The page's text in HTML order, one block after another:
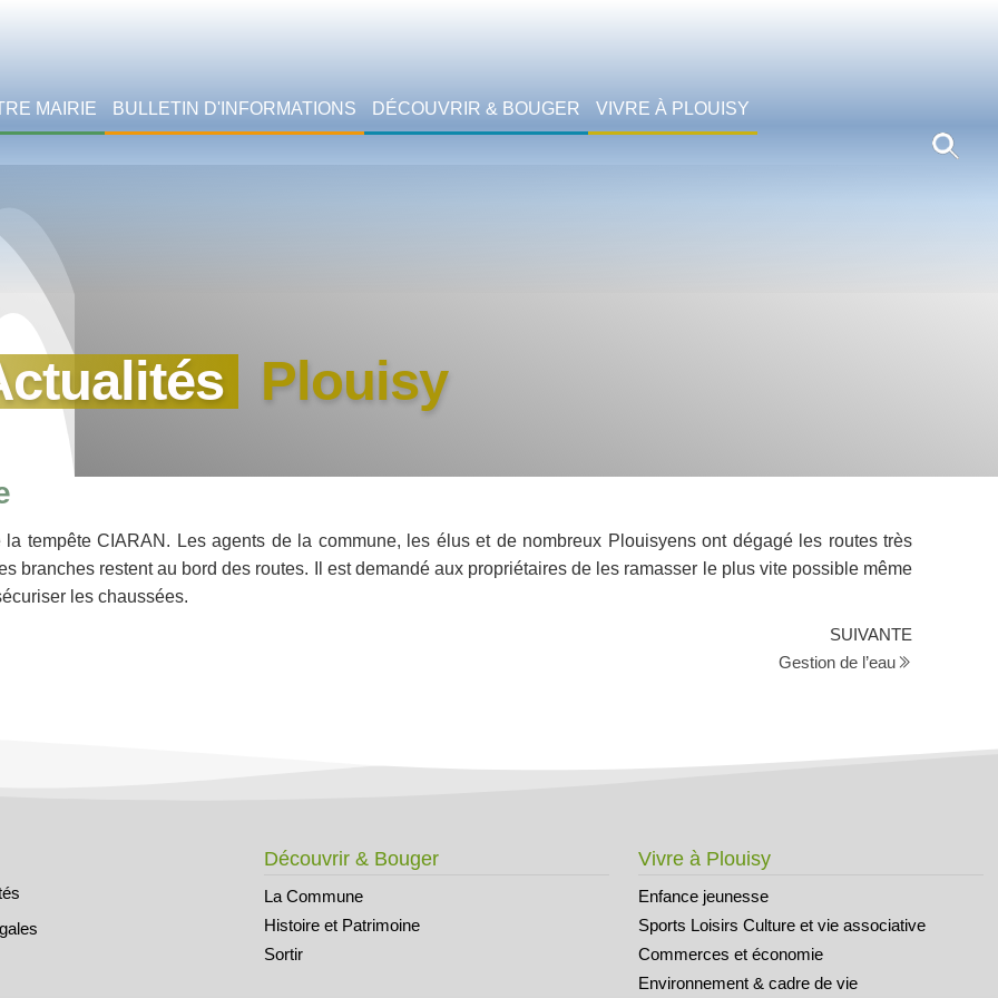
MAIRIE BULLETIN D'INFORMATIONS DÉCOUVRIR & BOUGER VIVRE À PLOUISY
Plouisy
tempête CIARAN. Les agents de la commune, les élus et de nombreux Plouisyens ont dégagé les routes très
branches restent au bord des routes. Il est demandé aux propriétaires de les ramasser le plus vite possible même
les chaussées.
SUIVANTE
Gestion de l’eau
Découvrir & Bouger
La Commune
Histoire et Patrimoine
Sortir
Vivre à Plouisy
Enfance jeunesse
Sports Loisirs Culture et vie associative
Commerces et économie
Environnement & cadre de vie